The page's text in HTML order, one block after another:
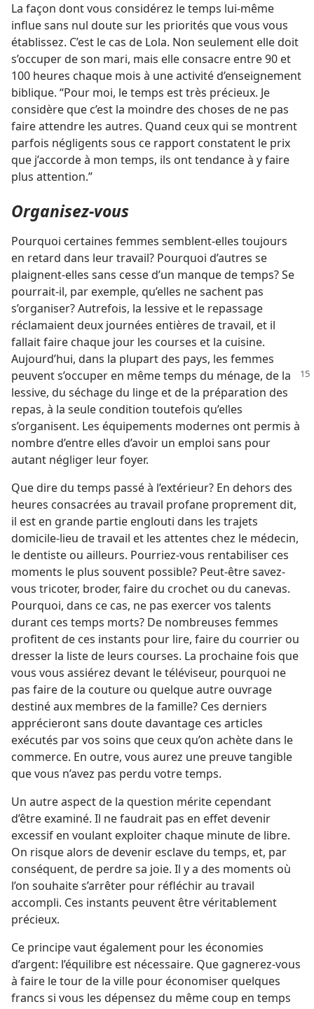
La façon dont vous considérez le temps lui-​même
influe sans nul doute sur les priorités que vous vous
établissez. C’est le cas de Lola. Non seulement elle doit
s’occuper de son mari, mais elle consacre entre 90 et
100 heures chaque mois à une activité d’enseignement
biblique. “Pour moi, le temps est très précieux. Je
considère que c’est la moindre des choses de ne pas
faire attendre les autres. Quand ceux qui se montrent
parfois négligents sous ce rapport constatent le prix
que j’accorde à mon temps, ils ont tendance à y faire
plus attention.”
Organisez-​vous
Pourquoi certaines femmes semblent-​elles toujours
en retard dans leur travail? Pourquoi d’autres se
plaignent-​elles sans cesse d’un manque de temps? Se
pourrait-​il, par exemple, qu’elles ne sachent pas
s’organiser? Autrefois, la lessive et le repassage
réclamaient deux journées entières de travail, et il
fallait faire chaque jour les courses et la cuisine.
Aujourd’hui, dans la plupart des pays, les femmes
peuvent s’occuper en même temps du ménage, de la
lessive, du séchage du linge et de la préparation des
repas, à la seule condition toutefois qu’elles
s’organisent. Les équipements modernes ont permis à
nombre d’entre elles d’avoir un emploi sans pour
autant négliger leur foyer.
Que dire du temps passé à l’extérieur? En dehors des
heures consacrées au travail profane proprement dit,
il est en grande partie englouti dans les trajets
domicile-​lieu de travail et les attentes chez le médecin,
le dentiste ou ailleurs. Pourriez-​vous rentabiliser ces
moments le plus souvent possible? Peut-être savez-​
vous tricoter, broder, faire du crochet ou du canevas.
Pourquoi, dans ce cas, ne pas exercer vos talents
durant ces temps morts? De nombreuses femmes
profitent de ces instants pour lire, faire du courrier ou
dresser la liste de leurs courses. La prochaine fois que
vous vous assiérez devant le téléviseur, pourquoi ne
pas faire de la couture ou quelque autre ouvrage
destiné aux membres de la famille? Ces derniers
apprécieront sans doute davantage ces articles
exécutés par vos soins que ceux qu’on achète dans le
commerce. En outre, vous aurez une preuve tangible
que vous n’avez pas perdu votre temps.
Un autre aspect de la question mérite cependant
d’être examiné. Il ne faudrait pas en effet devenir
excessif en voulant exploiter chaque minute de libre.
On risque alors de devenir esclave du temps, et, par
conséquent, de perdre sa joie. Il y a des moments où
l’on souhaite s’arrêter pour réfléchir au travail
accompli. Ces instants peuvent être véritablement
précieux.
Ce principe vaut également pour les économies
d’argent: l’équilibre est nécessaire. Que gagnerez-​vous
à faire le tour de la ville pour économiser quelques
francs si vous les dépensez du même coup en temps